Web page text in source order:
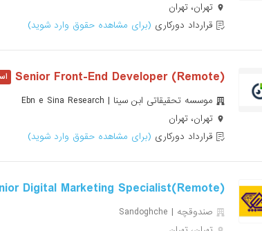
تهران، تهران
قرارداد دورکاری (برای مشاهده حقوق وارد شوید)
Senior Front-End Developer (Remote)
موسسه تحقیقاتی ابن سینا | Ebn e Sina Research
تهران، تهران
قرارداد دورکاری (برای مشاهده حقوق وارد شوید)
(Remote)Senior Digital Marketing Specialist
صندوقچه | Sandoghche